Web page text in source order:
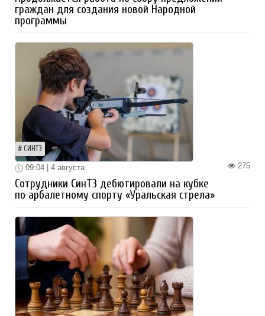
граждан для создания новой Народной
программы
СИНТЗ
275
09:04 | 4 августа
Сотрудники СинТЗ дебютировали на кубке
по арбалетному спорту «Уральская стрела»